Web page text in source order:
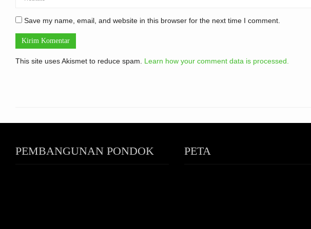
Save my name, email, and website in this browser for the next time I comment.
This site uses Akismet to reduce spam. Learn how your comment data is processed.
PEMBANGUNAN PONDOK
PETA